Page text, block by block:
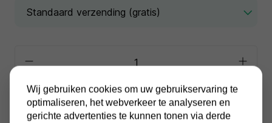
In winkelwagen
Wij gebruiken cookies om uw gebruikservaring te
optimaliseren, het webverkeer te analyseren en
gerichte advertenties te kunnen tonen via derde